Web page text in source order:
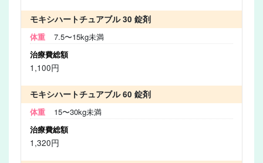
モキシハートチュアブル 30 錠剤
7.5〜15kg未満
1,100円
モキシハートチュアブル 60 錠剤
15〜30kg未満
1,320円